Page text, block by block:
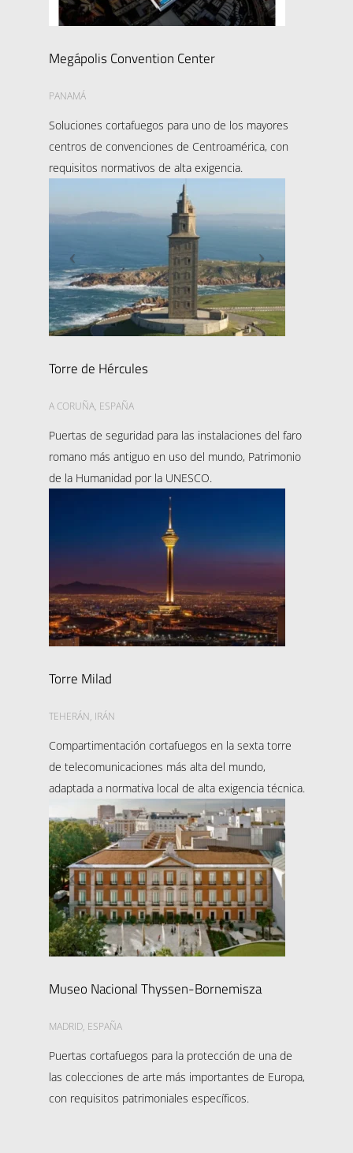
Megápolis Convention Center
PANAMÁ
Soluciones cortafuegos para uno de los mayores
centros de convenciones de Centroamérica, con
requisitos normativos de alta exigencia.
Torre de Hércules
A CORUÑA, ESPAÑA
Puertas de seguridad para las instalaciones del faro
romano más antiguo en uso del mundo, Patrimonio
de la Humanidad por la UNESCO.
Torre Milad
TEHERÁN, IRÁN
Compartimentación cortafuegos en la sexta torre
de telecomunicaciones más alta del mundo,
adaptada a normativa local de alta exigencia técnica.
Museo Nacional Thyssen-Bornemisza
MADRID, ESPAÑA
Puertas cortafuegos para la protección de una de
las colecciones de arte más importantes de Europa,
con requisitos patrimoniales específicos.